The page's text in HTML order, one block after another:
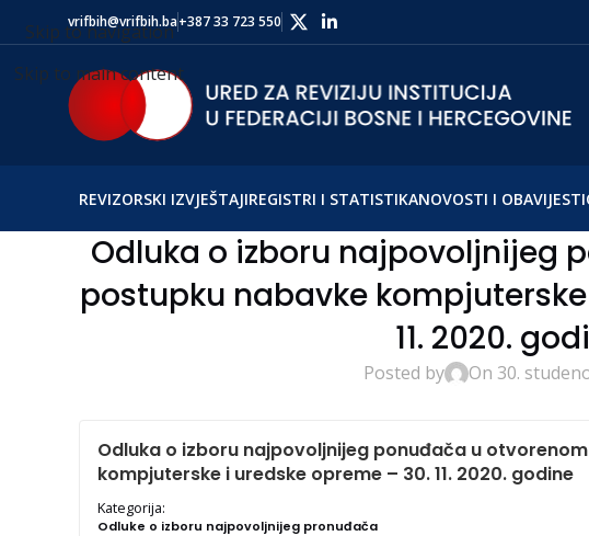
Skip to navigation
Skip to main content
vrifbih@vrifbih.ba+387 33 723 550
REVIZORSKI IZVJEŠTAJIREGISTRI I STATISTIKANOVOSTI I OBAVIJESTI
Odluka o izboru najpovoljnijeg
postupku nabavke
11. 2020.
Posted by On 30.
Odluka o izboru najpovoljnijeg ponuđača u
kompjuterske i uredske opreme – 30. 11. 2020. godine
Kategorija:
Odluke o izboru najpovoljnijeg pronuđača